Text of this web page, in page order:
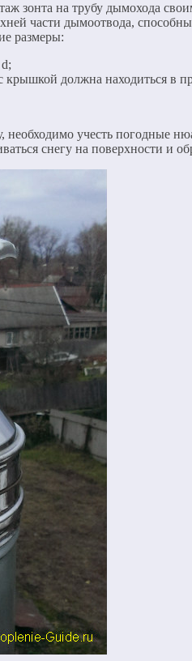
зонта на трубу дымохода
части дымоотвода,
размеры:
крышкой должна находиться в
учесть погодные
снегу на поверхности и